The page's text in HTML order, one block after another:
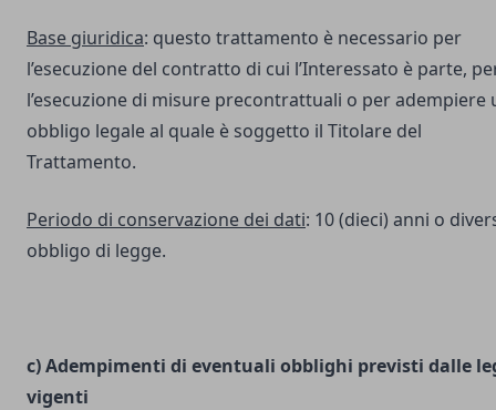
Base giuridica: questo trattamento è necessario per
l’esecuzione del contratto di cui l’Interessato è parte,
l’esecuzione di misure precontrattuali o per adempiere
obbligo legale al quale è soggetto il Titolare del
Trattamento.
Periodo di conservazione dei dati: 10 (dieci) anni o
obbligo di legge.
c) Adempimenti di eventuali obblighi previsti dalle
vigenti